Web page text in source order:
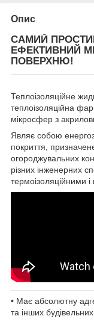
Опис
САМИЙ
ЕФЕКТИВНИЙ
ПОВЕРХНЮ!
Теплоізоляційне
теплоізоляційна
мікросфер з
Являє собою
покриття,
огороджувальних
різних інженерних
термоізоляційними і
• Має абсолютну
та інших